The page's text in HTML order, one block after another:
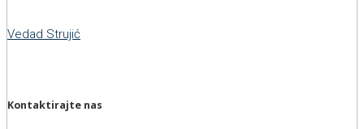
Vedad Strujić
Kontaktirajte nas